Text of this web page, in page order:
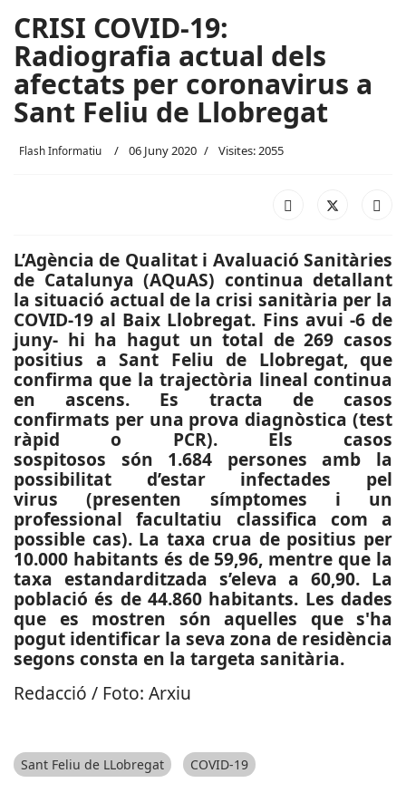
CRISI COVID-19:
Radiografia actual dels
afectats per coronavirus a
Sant Feliu de Llobregat
Flash Informatiu 06 Juny 2020 Visites: 2055
L’Agència de Qualitat i Avaluació Sanitàries
de Catalunya (AQuAS) continua detallant
la situació actual de la crisi sanitària per la
COVID-19 al Baix Llobregat. Fins avui -6 de
juny- hi ha hagut un total de 269 casos
positius a Sant Feliu de Llobregat, que
confirma que la trajectòria lineal continua
en ascens. Es tracta de casos
confirmats per una prova diagnòstica (test
ràpid o PCR). Els casos
sospitosos són 1.684 persones amb la
possibilitat d’estar infectades pel
virus (presenten símptomes i un
professional facultatiu classifica com a
possible cas). La taxa crua de positius per
10.000 habitants és de 59,96, mentre que la
taxa estandarditzada s’eleva a 60,90. La
població és de 44.860 habitants. Les dades
que es mostren són aquelles que s'ha
pogut identificar la seva zona de residència
segons consta en la targeta sanitària.
Redacció / Foto: Arxiu
Sant Feliu de LLobregat COVID-19